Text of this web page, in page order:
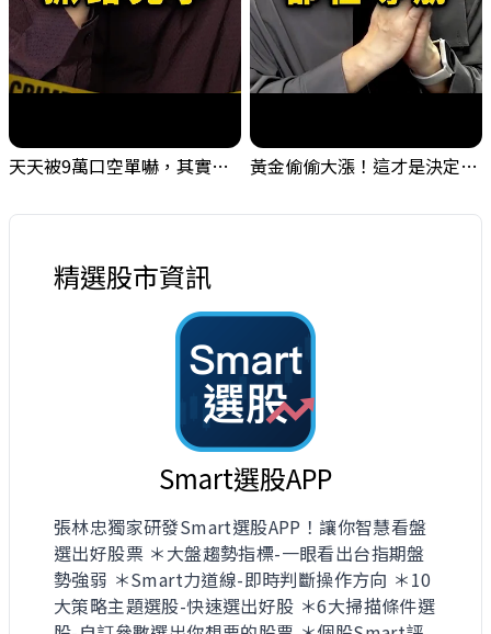
天天被9萬口空單嚇，其實你盯錯地方了｜Mr.Jimmy高志銘 #台股 #外資期貨 #融資 黃金偷偷大漲！這才是決定台股生死的「真風向球」！｜Mr.Jimmy高志銘 #黃金 #美元指數 #聯準會
精選股市資訊
Smart選股APP
張林忠獨家研發Smart選股APP！讓你智慧看盤
選出好股票 ＊大盤趨勢指標-一眼看出台指期盤
勢強弱 ＊Smart力道線-即時判斷操作方向 ＊10
大策略主題選股-快速選出好股 ＊6大掃描條件選